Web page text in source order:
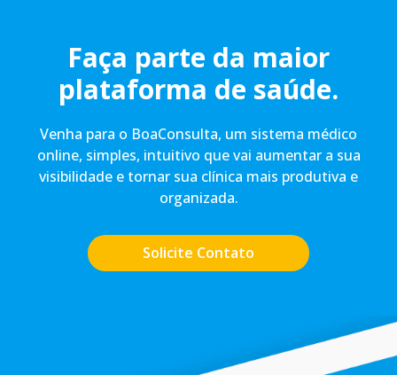
Faça parte da maior
plataforma de saúde.
Venha para o BoaConsulta, um sistema médico
online, simples, intuitivo que vai aumentar a sua
visibilidade e tornar sua clínica mais produtiva e
organizada.
Solicite Contato